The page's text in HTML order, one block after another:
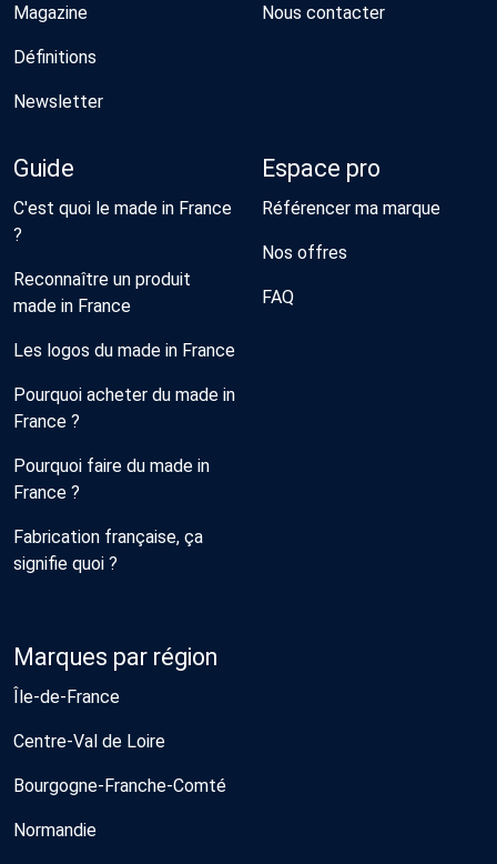
Magazine
Définitions
Newsletter
Nous contacter
Guide
C'est quoi le made in France
?
Reconnaître un produit
made in France
Les logos du made in France
Pourquoi acheter du made in
France ?
Pourquoi faire du made in
France ?
Fabrication française, ça
signifie quoi ?
Espace pro
Référencer ma marque
Nos offres
FAQ
Marques par région
Île-de-France
Centre-Val de Loire
Bourgogne-Franche-Comté
Normandie